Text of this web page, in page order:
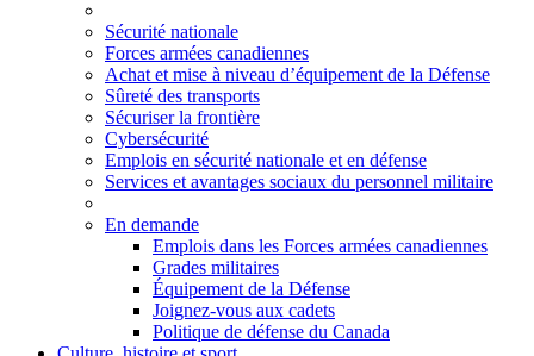
Sécurité nationale
Forces armées canadiennes
Achat et mise à niveau d’équipement de la Défense
Sûreté des transports
Sécuriser la frontière
Cybersécurité
Emplois en sécurité nationale et en défense
Services et avantages sociaux du personnel militaire
En demande
Emplois dans les Forces armées canadiennes
Grades militaires
Équipement de la Défense
Joignez-vous aux cadets
Politique de défense du Canada